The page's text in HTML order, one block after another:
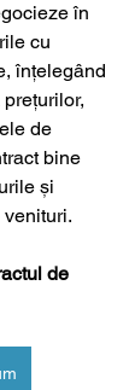
în
cu
înțelegând
de
bine
și
de